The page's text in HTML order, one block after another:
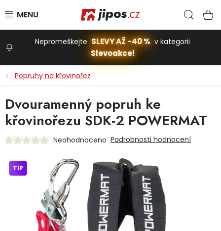
Stavba a dům
Domácnost
Dětská hřiště
Nepromeškejte SLEVY AŽ -40 % v kategorii
Slevoakce!
Popruhy na křovinořez
Dvouramenný popruh ke
křovinořezu SDK-2 POWERMAT
Neohodnoceno Podrobnosti hodnocení
TIP